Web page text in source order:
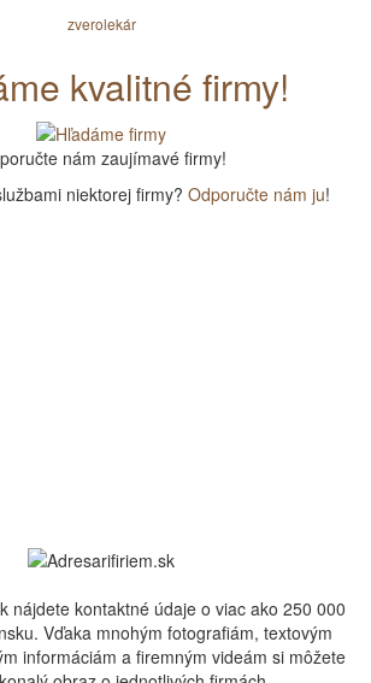
zverolekár
kvalitné firmy!
nám zaujímavé firmy!
niektorej firmy? Odporučte nám ju!
nájdete kontaktné údaje o viac ako 250 000
Vďaka mnohým fotografiám, textovým
informáciám a firemným videám si môžete